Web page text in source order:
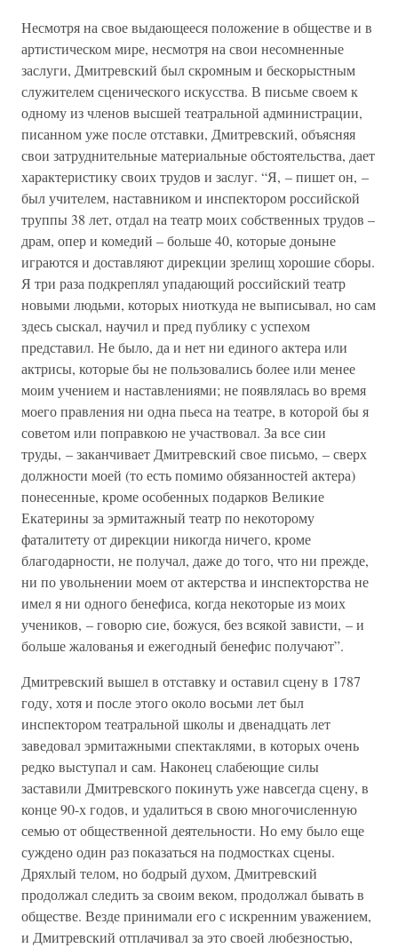
Несмотря на свое выдающееся положение в обществе и в
артистическом мире, несмотря на свои несомненные
заслуги, Дмитревский был скромным и бескорыстным
служителем сценического искусства. В письме своем к
одному из членов высшей театральной администрации,
писанном уже после отставки, Дмитревский, объясняя
свои затруднительные материальные обстоятельства, дает
характеристику своих трудов и заслуг. “Я, – пишет он, –
был учителем, наставником и инспектором российской
труппы 38 лет, отдал на театр моих собственных трудов –
драм, опер и комедий – больше 40, которые доныне
играются и доставляют дирекции зрелищ хорошие сборы.
Я три раза подкреплял упадающий российский театр
новыми людьми, которых ниоткуда не выписывал, но сам
здесь сыскал, научил и пред публику с успехом
представил. Не было, да и нет ни единого актера или
актрисы, которые бы не пользовались более или менее
моим учением и наставлениями; не появлялась во время
моего правления ни одна пьеса на театре, в которой бы я
советом или поправкою не участвовал. За все сии
труды, – заканчивает Дмитревский свое письмо, – сверх
должности моей (то есть помимо обязанностей актера)
понесенные, кроме особенных подарков Великие
Екатерины за эрмитажный театр по некоторому
фаталитету от дирекции никогда ничего, кроме
благодарности, не получал, даже до того, что ни прежде,
ни по увольнении моем от актерства и инспекторства не
имел я ни одного бенефиса, когда некоторые из моих
учеников, – говорю сие, божуся, без всякой зависти, – и
больше жалованья и ежегодный бенефис получают”.
Дмитревский вышел в отставку и оставил сцену в 1787
году, хотя и после этого около восьми лет был
инспектором театральной школы и двенадцать лет
заведовал эрмитажными спектаклями, в которых очень
редко выступал и сам. Наконец слабеющие силы
заставили Дмитревского покинуть уже навсегда сцену, в
конце 90-х годов, и удалиться в свою многочисленную
семью от общественной деятельности. Но ему было еще
суждено один раз показаться на подмостках сцены.
Дряхлый телом, но бодрый духом, Дмитревский
продолжал следить за своим веком, продолжал бывать в
обществе. Везде принимали его с искренним уважением,
и Дмитревский отплачивал за это своей любезностью,